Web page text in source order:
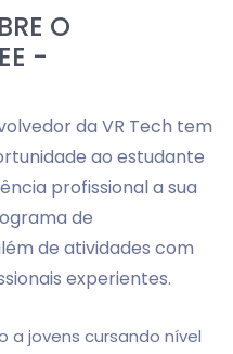
O
-
da VR Tech tem
ao estudante
profissional a sua
de
de atividades com
experientes.
a jovens cursando nível